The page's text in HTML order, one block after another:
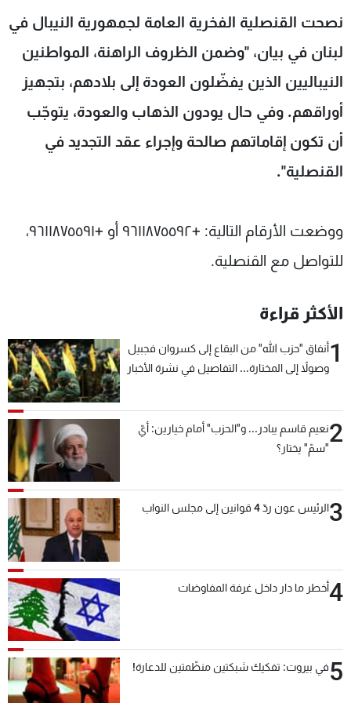
نصحت القنصلية الفخرية العامة لجمهورية النيبال في
لبنان في بيان، "وضمن الظروف الراهنة، المواطنين
النيباليين الذين يفضّلون العودة إلى بلادهم، بتجهيز
أوراقهم. وفي حال يودون الذهاب والعودة، يتوجّب
أن تكون إقاماتهم صالحة وإجراء عقد التجديد في
القنصلية".
ووضعت الأرقام التالية: +٩٦١١٨٧٥٥٩٢ أو +٩٦١١٨٧٥٥٩١،
للتواصل مع القنصلية.
الأكثر قراءة
1أنفاق "حزب الله" من البقاع إلى كسروان فجبيل
وصولاً إلى المختارة... التفاصيل في نشرة الأخبار
2نعيم قاسم يبادر... و"الحزب" أمام خيارين: أيّ
"سمّ" يختار؟
3الرئيس عون ردّ 4 قوانين إلى مجلس النواب
4أخطر ما دار داخل غرفة المفاوضات
5في بيروت: تفكيك شبكتين منظّمتين للدعارة!
شاهد البرامج
عن MTV
الإنـتـاج
لاعلاناتكم
وظائف
تواصل معنا
شروط الإسـتخدام
سياسة الخصوصية